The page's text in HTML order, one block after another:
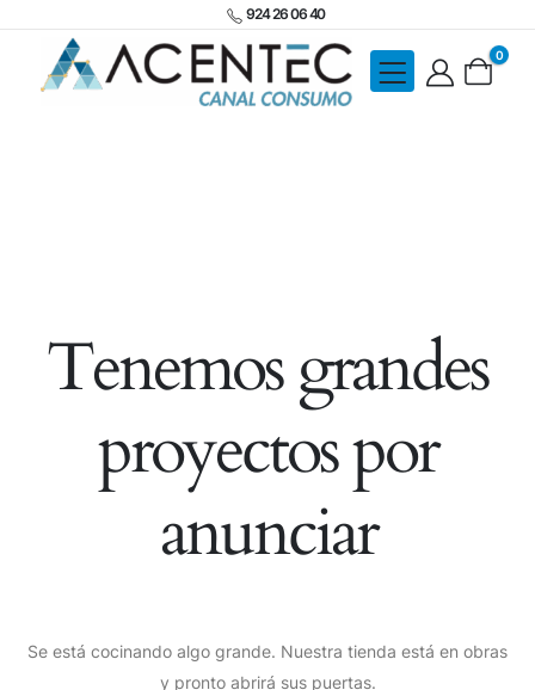
924 26 06 40
0
Tenemos grandes
proyectos por
anunciar
Se está cocinando algo grande. Nuestra tienda está en obras
y pronto abrirá sus puertas.